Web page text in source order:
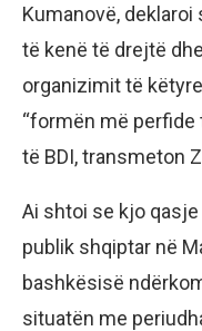
Kumanovë,
të kenë të drejtë
organizimit të
“formën më
të BDI, transmeton
Ai shtoi se kjo
publik shqiptar në
bashkësisë
situatën me